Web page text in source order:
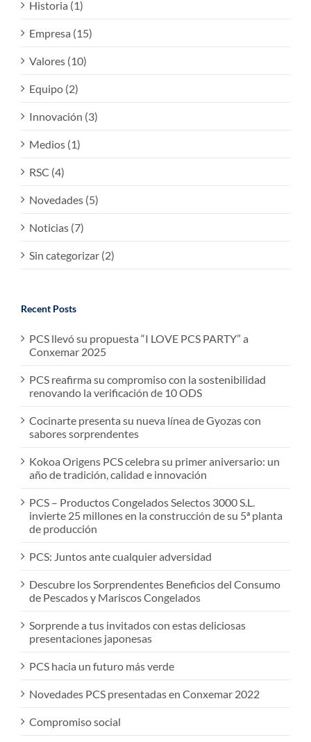
Historia (1)
Empresa (15)
Valores (10)
Equipo (2)
Innovación (3)
Medios (1)
RSC (4)
Novedades (5)
Noticias (7)
Sin categorizar (2)
Recent Posts
PCS llevó su propuesta “I LOVE PCS PARTY” a
Conxemar 2025
PCS reafirma su compromiso con la sostenibilidad
renovando la verificación de 10 ODS
Cocinarte presenta su nueva línea de Gyozas con
sabores sorprendentes
Kokoa Origens PCS celebra su primer aniversario: un
año de tradición, calidad e innovación
PCS – Productos Congelados Selectos 3000 S.L.
invierte 25 millones en la construcción de su 5ª planta
de producción
PCS: Juntos ante cualquier adversidad
Descubre los Sorprendentes Beneficios del Consumo
de Pescados y Mariscos Congelados
Sorprende a tus invitados con estas deliciosas
presentaciones japonesas
PCS hacia un futuro más verde
Novedades PCS presentadas en Conxemar 2022
Compromiso social